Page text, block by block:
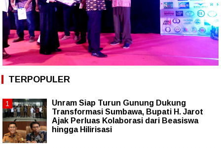
TERPOPULER
Unram Siap Turun Gunung Dukung
Transformasi Sumbawa, Bupati H. Jarot
Ajak Perluas Kolaborasi dari Beasiswa
hingga Hilirisasi